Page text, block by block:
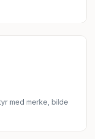
med merke, bilde